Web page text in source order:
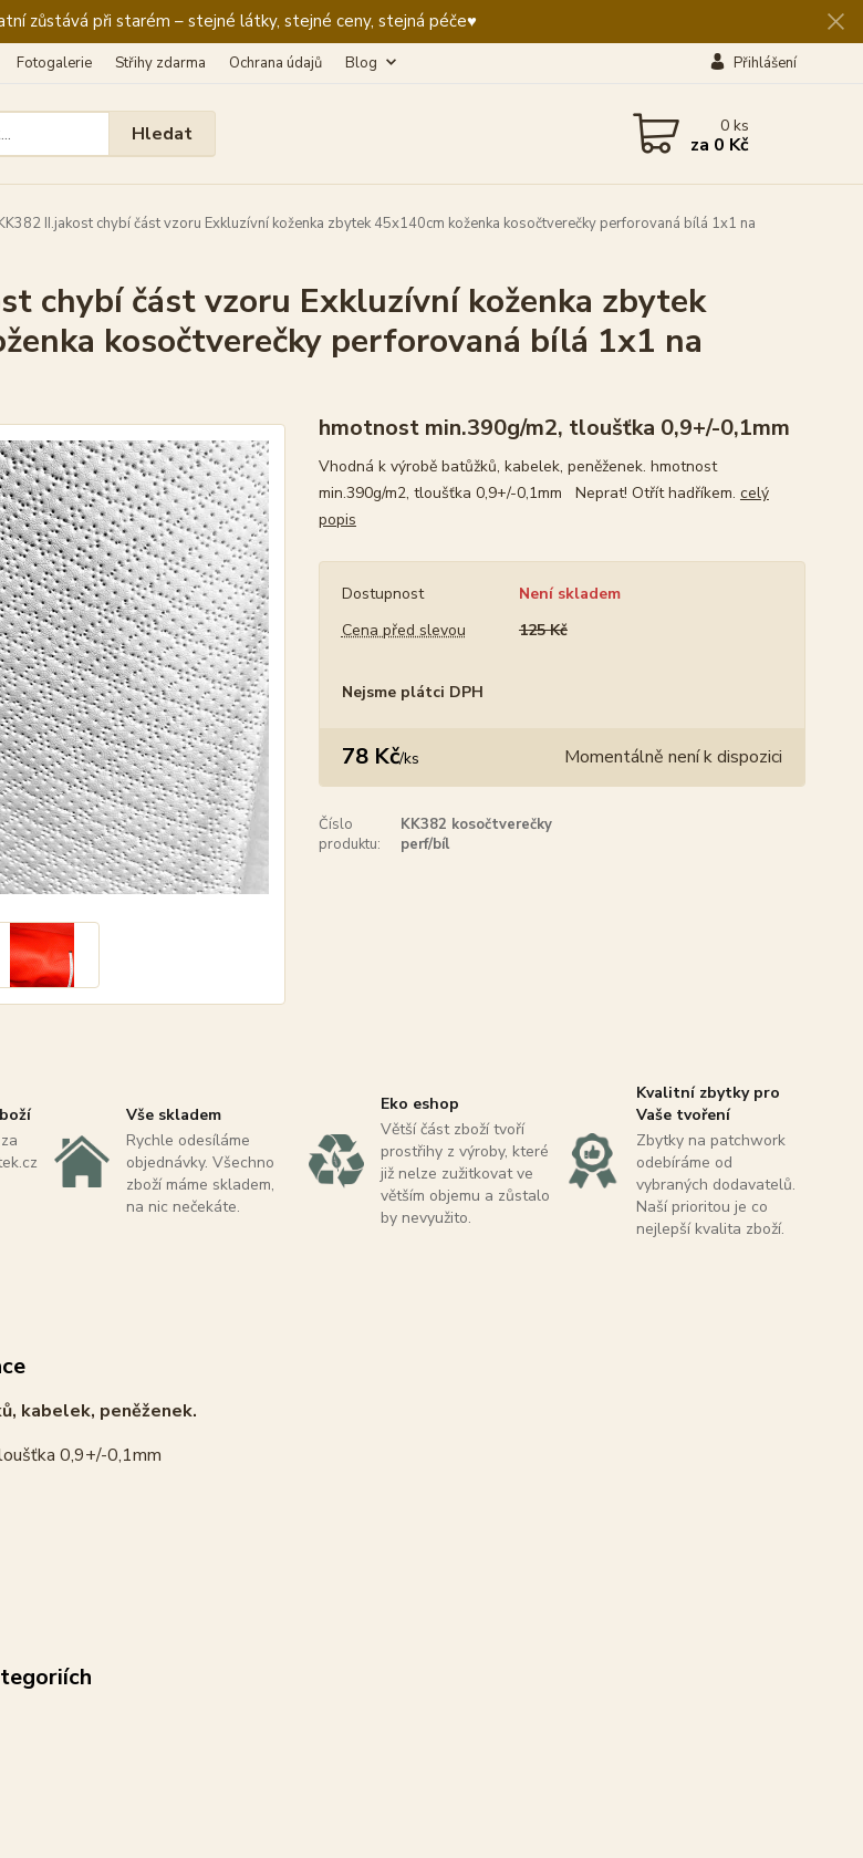
zůstává při starém – stejné látky, stejné ceny, stejná péče♥️
Fotogalerie Střihy zdarma Ochrana údajů Blog Přihlášení
Hledat 0ks
za 0 Kč
II.jakost chybí část vzoru Exkluzívní koženka zbytek 45x140cm koženka kosočtverečky perforovaná bílá 1x1 na
chybí část vzoru Exkluzívní koženka zbytek
kosočtverečky perforovaná bílá 1x1 na
hmotnost min.390g/m2, tloušťka 0,9+/-0,1mm
Vhodná k výrobě batůžků, kabelek, peněženek. hmotnost
min.390g/m2, tloušťka 0,9+/-0,1mm Neprat! Otřít hadříkem. celý
popis
Dostupnost
Není skladem
Cena před slevou
125 Kč
Nejsme plátci DPH
78 Kč/ks Momentálně není k dispozici
Číslo
produktu:
KK382 kosočtverečky
perf/bíl
Vše skladem
Rychle odesíláme
objednávky. Všechno
zboží máme skladem,
na nic nečekáte.
Eko eshop
Větší část zboží tvoří
prostřihy z výroby, které
již nelze zužitkovat ve
větším objemu a zůstalo
by nevyužito.
Kvalitní zbytky pro
Vaše tvoření
Zbytky na patchwork
odebíráme od
vybraných dodavatelů.
Naší prioritou je co
nejlepší kvalita zboží.
kabelek, peněženek.
0,9+/-0,1mm